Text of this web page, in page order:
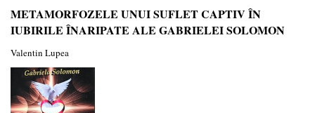
METAMORFOZELE UNUI SUFLET CAPTIV ÎN
IUBIRILE ÎNARIPATE ALE GABRIELEI SOLOMON
Valentin Lupea